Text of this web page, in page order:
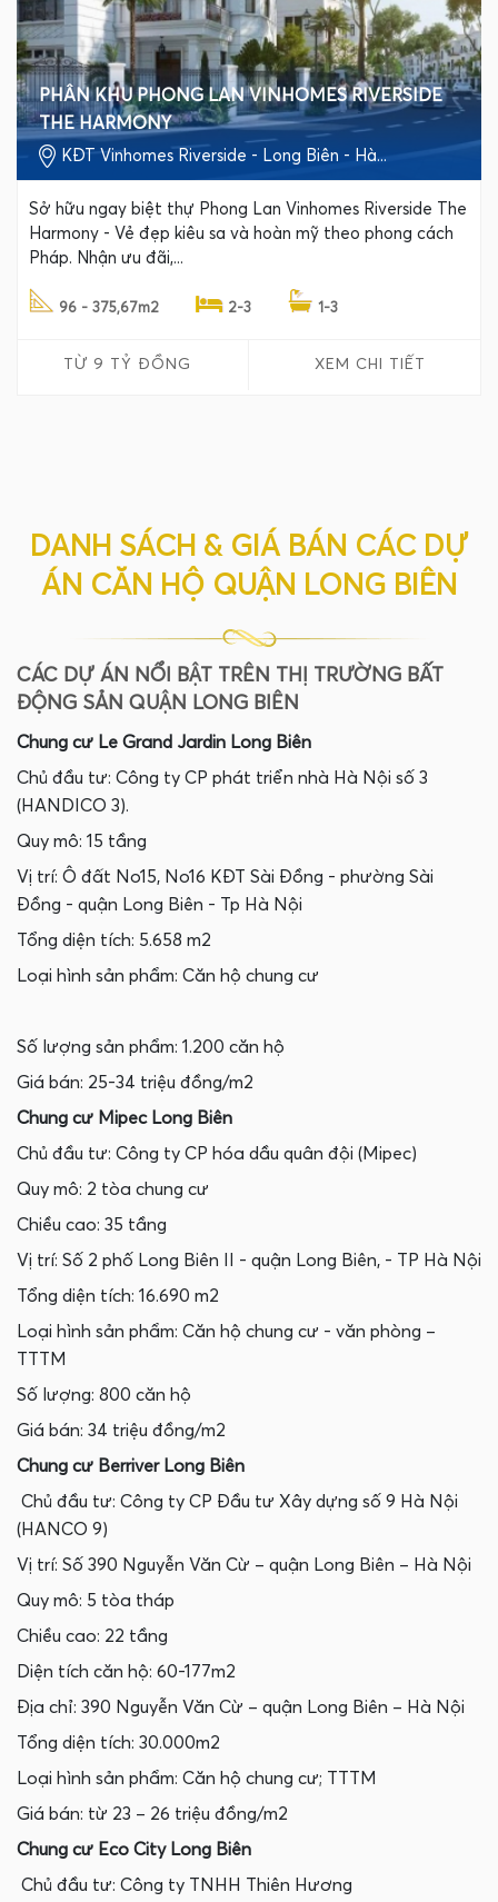
PHÂN KHU PHONG LAN VINHOMES RIVERSIDE
THE HARMONY
KĐT Vinhomes Riverside - Long Biên - Hà...
Sở hữu ngay biệt thự Phong Lan Vinhomes Riverside The
Harmony - Vẻ đẹp kiêu sa và hoàn mỹ theo phong cách
Pháp. Nhận ưu đãi,...
96 - 375,67m2 2-3 1-3
TỪ 9 TỶ ĐỒNG XEM CHI TIẾT
DANH SÁCH & GIÁ BÁN CÁC DỰ
ÁN CĂN HỘ QUẬN LONG BIÊN
CÁC DỰ ÁN NỔI BẬT TRÊN THỊ TRƯỜNG BẤT
ĐỘNG SẢN QUẬN LONG BIÊN
Chung cư Le Grand Jardin Long Biên
Chủ đầu tư: Công ty CP phát triển nhà Hà Nội số 3
(HANDICO 3).
Quy mô: 15 tầng
Vị trí: Ô đất No15, No16 KĐT Sài Đồng - phường Sài
Đồng - quận Long Biên - Tp Hà Nội
Tổng diện tích: 5.658 m2
Loại hình sản phẩm: Căn hộ chung cư
Số lượng sản phẩm: 1.200 căn hộ
Giá bán: 25-34 triệu đồng/m2
Chung cư Mipec Long Biên
Chủ đầu tư: Công ty CP hóa dầu quân đội (Mipec)
Quy mô: 2 tòa chung cư
Chiều cao: 35 tầng
Vị trí: Số 2 phố Long Biên II - quận Long Biên, - TP Hà Nội
Tổng diện tích: 16.690 m2
Loại hình sản phẩm: Căn hộ chung cư - văn phòng –
TTTM
Số lượng: 800 căn hộ
Giá bán: 34 triệu đồng/m2
Chung cư Berriver Long Biên
Chủ đầu tư: Công ty CP Đầu tư Xây dựng số 9 Hà Nội
(HANCO 9)
Vị trí: Số 390 Nguyễn Văn Cừ – quận Long Biên – Hà Nội
Quy mô: 5 tòa tháp
Chiều cao: 22 tầng
Diện tích căn hộ: 60-177m2
Địa chỉ: 390 Nguyễn Văn Cừ – quận Long Biên – Hà Nội
Tổng diện tích: 30.000m2
Loại hình sản phẩm: Căn hộ chung cư; TTTM
Giá bán: từ 23 – 26 triệu đồng/m2
Chung cư Eco City Long Biên
Chủ đầu tư: Công ty TNHH Thiên Hương